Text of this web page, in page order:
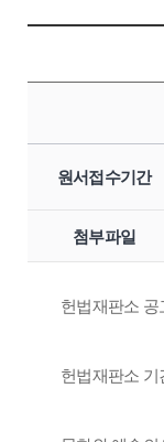
원서접수기간
첨부파일
헌법재판소 공
헌법재판소 기